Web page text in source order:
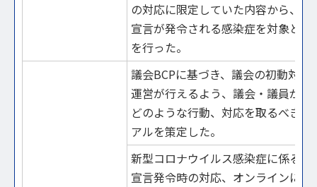
の対応に限定していた内容から、緊
宣言が発令される感染症を対象とす
を行った。
議会BCPに基づき、議会の初動対応
運営が行えるよう、議会・議員が具
どのような行動、対応を取るべきか
アルを策定した。
新型コロナウイルス感染症に係る緊
宣言発令時の対応、オンラインによ